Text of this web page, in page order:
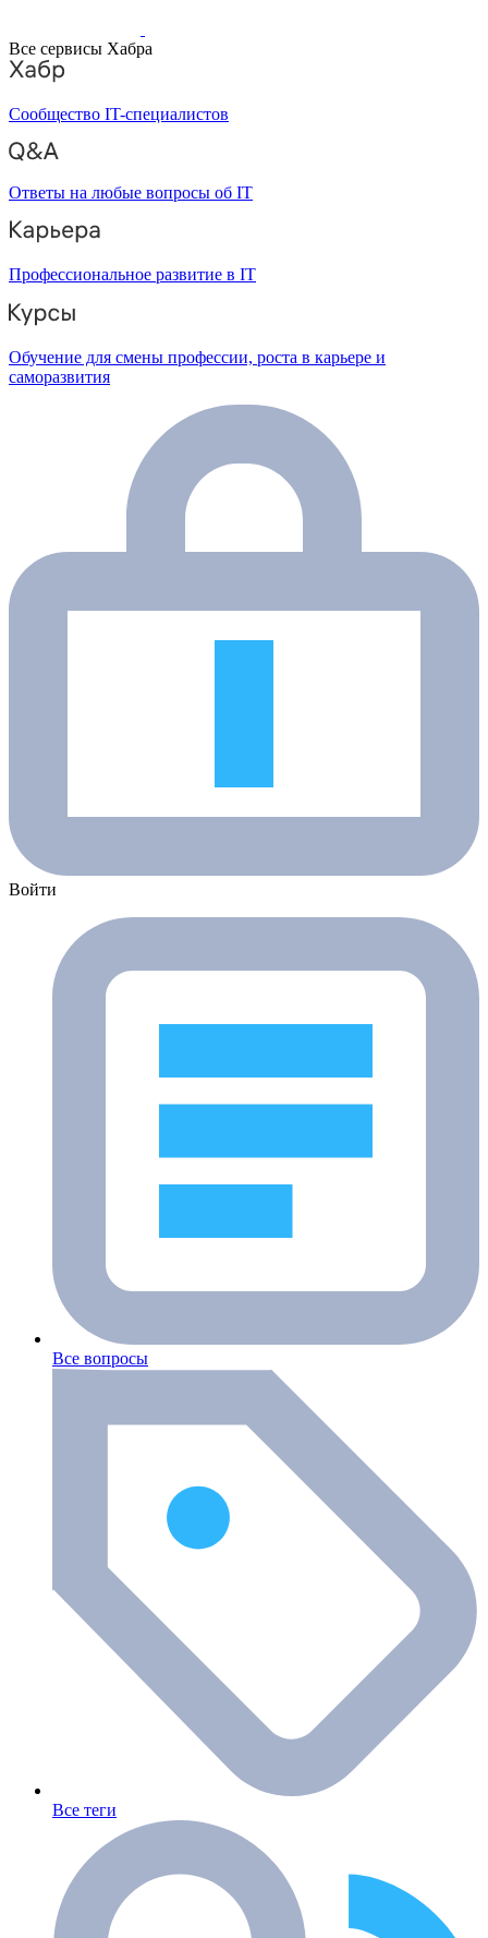
Все сервисы Хабра
Сообщество IT-специалистов
Ответы на любые вопросы об IT
Профессиональное развитие в IT
Обучение для смены профессии, роста в карьере и
саморазвития
Войти
Все вопросы
Все теги